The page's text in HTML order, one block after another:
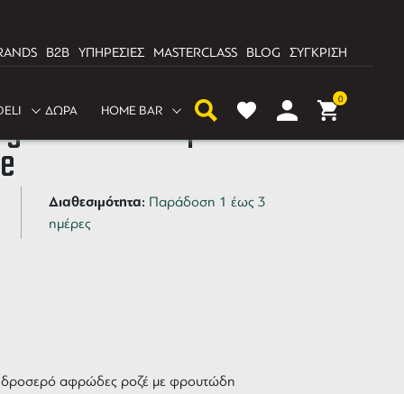
B2B ΥΠΗΡΕΣΙΕΣ MASTERCLASS BLOG ΣΥΓΚΡΙΣΗ
ΔΩΡΑ HOME BAR
0
Pink 750ml |
Διαθεσιμότητα: Παράδοση 1 έως 3
ημέρες
δροσερό αφρώδες ροζέ με φρουτώδη